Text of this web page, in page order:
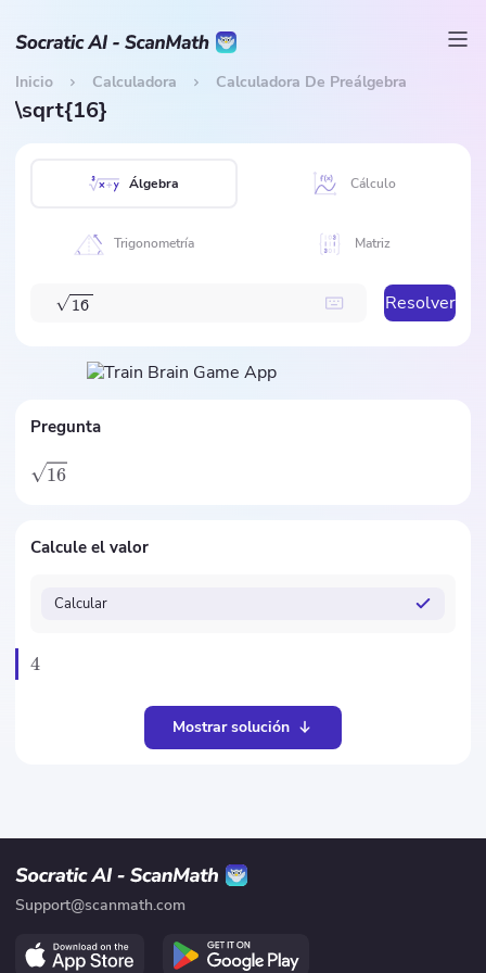
Inicio Calculadora Calculadora De Preálgebra
\sqrt{16}
Álgebra Cálculo
Trigonometría Matriz
√16 Resolver
Pregunta
16
Calcule el valor
Calcular
4
Mostrar solución
Support@scanmath.com